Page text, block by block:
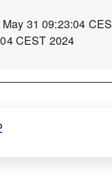
May 31 09:23:04
CEST 2024